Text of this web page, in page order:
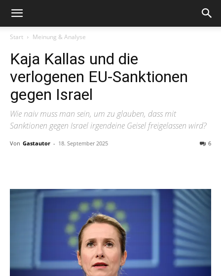
Start Meinung & Analyse
Kaja Kallas und die
verlogenen EU-Sanktionen
gegen Israel
Wie naiv muss man sein, um zu glauben, dass mit
Sanktionen gegen Israel irgendeine Geisel freigelassen wird?
Von Gastautor - 18. September 2025 6